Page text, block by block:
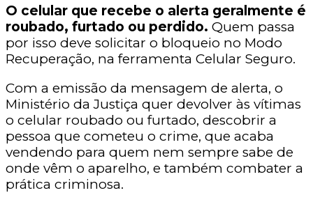
O celular que recebe o alerta geralmente é
roubado, furtado ou perdido. Quem passa
por isso deve solicitar o bloqueio no Modo
Recuperação, na ferramenta Celular Seguro.
Com a emissão da mensagem de alerta, o
Ministério da Justiça quer devolver às vítimas
o celular roubado ou furtado, descobrir a
pessoa que cometeu o crime, que acaba
vendendo para quem nem sempre sabe de
onde vêm o aparelho, e também combater a
prática criminosa.